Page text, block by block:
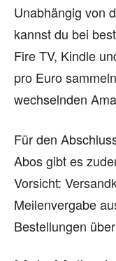
Unabhängig von
kannst du bei
Fire TV, Kindle
pro Euro
wechselnden
Für den
Abos gibt es
Vorsicht:
Meilenvergabe
Bestellungen